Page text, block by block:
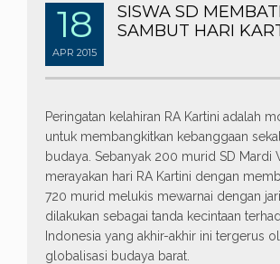
18
APR 2015
SISWA SD
SAMBUT HARI
Peringatan kelahiran RA Kartini adalah
untuk membangkitkan kebanggaan
budaya. Sebanyak 200 murid SD Mardi
merayakan hari RA Kartini dengan
720 murid melukis mewarnai dengan
dilakukan sebagai tanda kecintaan
Indonesia yang akhir-akhir ini tergerus
globalisasi budaya barat.